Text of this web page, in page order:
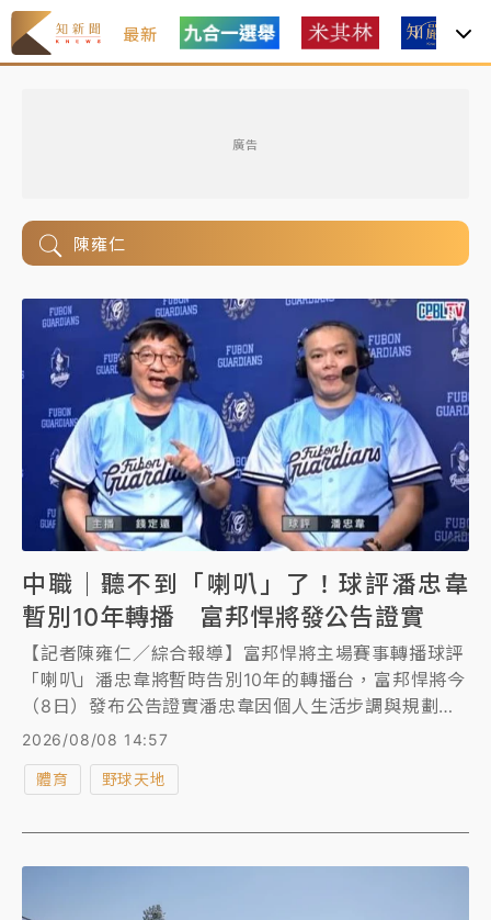
最新
廣告
陳雍仁
中職｜聽不到「喇叭」了！球評潘忠韋
暫別10年轉播 富邦悍將發公告證實
【記者陳雍仁／綜合報導】富邦悍將主場賽事轉播球評
「喇叭」潘忠韋將暫時告別10年的轉播台，富邦悍將今
（8日）發布公告證實潘忠韋因個人生活步調與規劃考
量，即日起暫時告別長達10年的富邦悍將主場賽事轉播
2026/08/08 14:57
體育 野球天地